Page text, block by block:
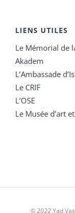
LIENS UTILES
Le Mémorial de
Akadem
L’Ambassade
Le CRIF
L’OSE
Le Musée d’art
© 2022 Yad